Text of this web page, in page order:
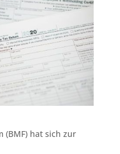
(BMF) hat sich zur